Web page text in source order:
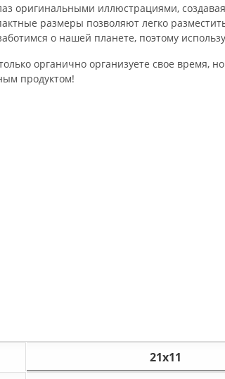
оригинальными иллюстрациями,
размеры позволяют легко
о нашей планете, поэтому
органично организуете свое время,
продуктом!
21х11